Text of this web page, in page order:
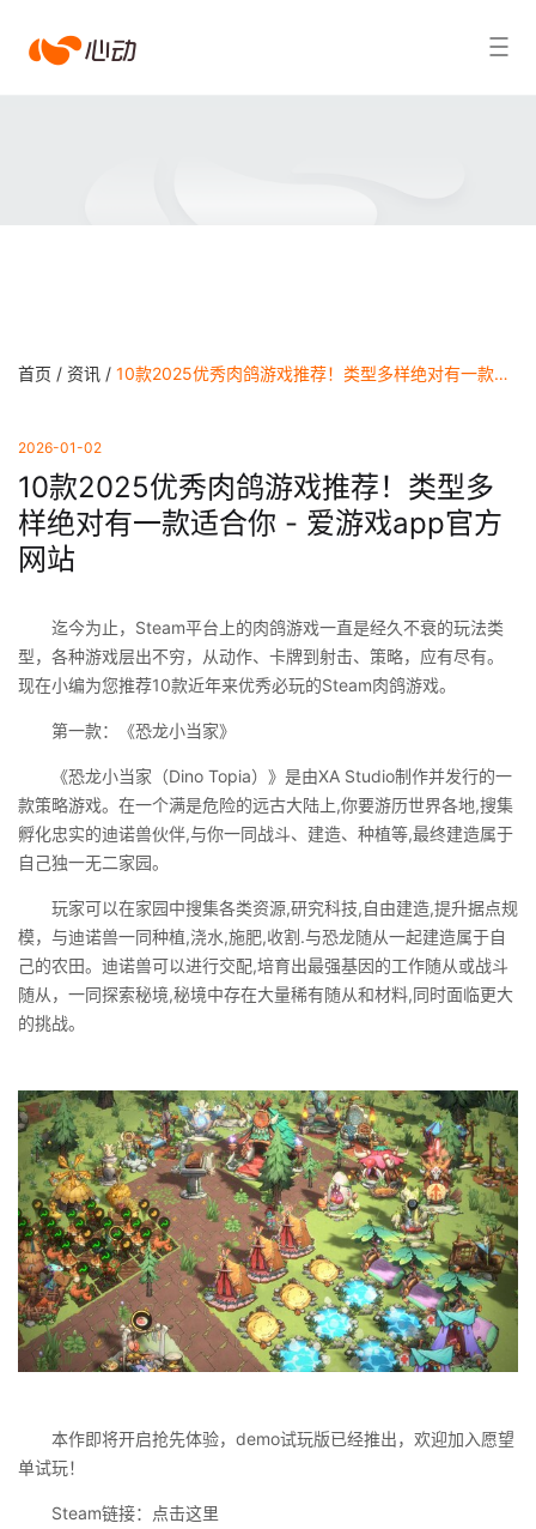
爱搜索结果
首页 / 资讯 / 10款2025优秀肉鸽游戏推荐！类型多样绝对有一款适合你 - 爱游戏app官方网站
2026-01-02
10款2025优秀肉鸽游戏推荐！类型多
样绝对有一款适合你 - 爱游戏app官方
网站
迄今为止，Steam平台上的肉鸽游戏一直是经久不衰的玩法类
型，各种游戏层出不穷，从动作、卡牌到射击、策略，应有尽有。
现在小编为您推荐10款近年来优秀必玩的Steam肉鸽游戏。
第一款：《恐龙小当家》
《恐龙小当家（Dino Topia）》是由XA Studio制作并发行的一
款策略游戏。在一个满是危险的远古大陆上,你要游历世界各地,搜集
孵化忠实的迪诺兽伙伴,与你一同战斗、建造、种植等,最终建造属于
自己独一无二家园。
玩家可以在家园中搜集各类资源,研究科技,自由建造,提升据点规
模，与迪诺兽一同种植,浇水,施肥,收割.与恐龙随从一起建造属于自
己的农田。迪诺兽可以进行交配,培育出最强基因的工作随从或战斗
随从，一同探索秘境,秘境中存在大量稀有随从和材料,同时面临更大
的挑战。
本作即将开启抢先体验，demo试玩版已经推出，欢迎加入愿望
单试玩！
Steam链接：点击这里